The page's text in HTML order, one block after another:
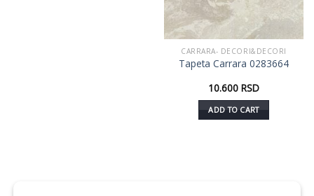
CARRARA- DECORI&DECORI
Tapeta Carrara 0283664
10.600 RSD
ADD TO CART